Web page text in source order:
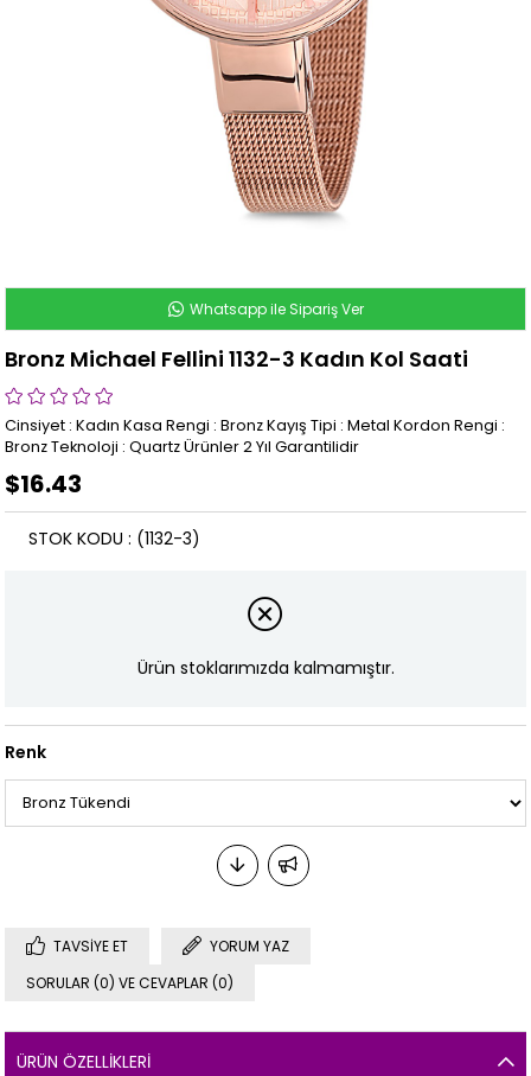
Whatsapp ile Sipariş Ver
Bronz Michael Fellini 1132-3 Kadın Kol Saati
Cinsiyet : Kadın Kasa Rengi : Bronz Kayış Tipi : Metal Kordon Rengi :
Bronz Teknoloji : Quartz Ürünler 2 Yıl Garantilidir
$16.43
(1132-3)
STOK KODU
Ürün stoklarımızda kalmamıştır.
Renk
TAVSIYE ET
YORUM YAZ
SORULAR (0) VE CEVAPLAR (0)
ÜRÜN ÖZELLIKLERI